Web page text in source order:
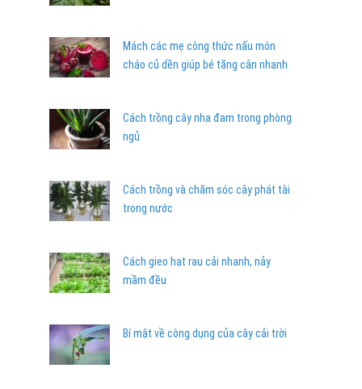
Mách các mẹ công thức nấu món
cháo củ dền giúp bé tăng cân nhanh
Cách trồng cây nha đam trong phòng
ngủ
Cách trồng và chăm sóc cây phát tài
trong nước
Cách gieo hạt rau cải nhanh, nảy
mầm đều
Bí mật về công dụng của cây cải trời